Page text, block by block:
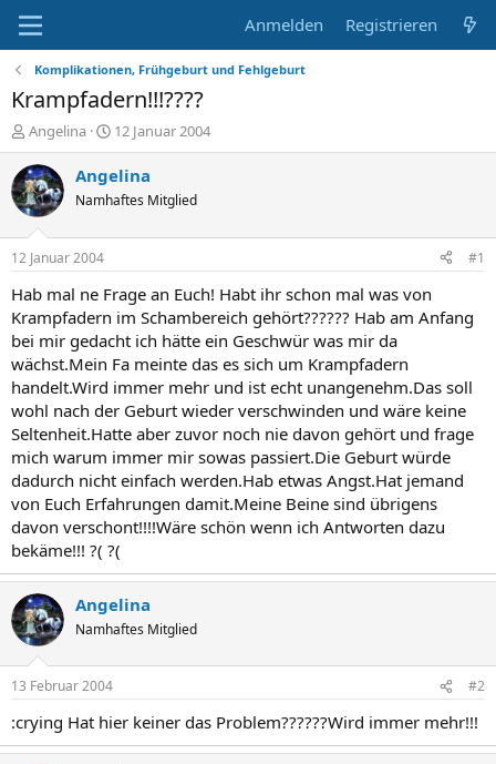
Anmelden Registrieren
Komplikationen, Frühgeburt und Fehlgeburt
Krampfadern!!!????
E
r
s
t
e
e
r
Angelina
E
r
s
e
t
a
m
12 Januar 2004
Angelina
Namhaftes Mitglied
12 Januar 2004 #1
Hab mal ne Frage an Euch! Habt ihr schon mal was von
Krampfadern im Schambereich gehört?????? Hab am Anfang
bei mir gedacht ich hätte ein Geschwür was mir da
wächst.Mein Fa meinte das es sich um Krampfadern
handelt.Wird immer mehr und ist echt unangenehm.Das soll
wohl nach der Geburt wieder verschwinden und wäre keine
Seltenheit.Hatte aber zuvor noch nie davon gehört und frage
mich warum immer mir sowas passiert.Die Geburt würde
dadurch nicht einfach werden.Hab etwas Angst.Hat jemand
von Euch Erfahrungen damit.Meine Beine sind übrigens
davon verschont!!!!Wäre schön wenn ich Antworten dazu
bekäme!!! ?( ?(
Angelina
Namhaftes Mitglied
13 Februar 2004 #2
:crying Hat hier keiner das Problem??????Wird immer mehr!!!